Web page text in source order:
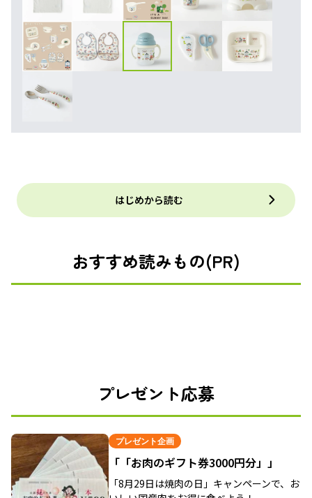
はじめから読む
おすすめ読みもの(PR)
プレゼント応募
プレゼント企画
「「お肉のギフト券3000円分」」
「8月29日は焼肉の日」キャンペーンで、お